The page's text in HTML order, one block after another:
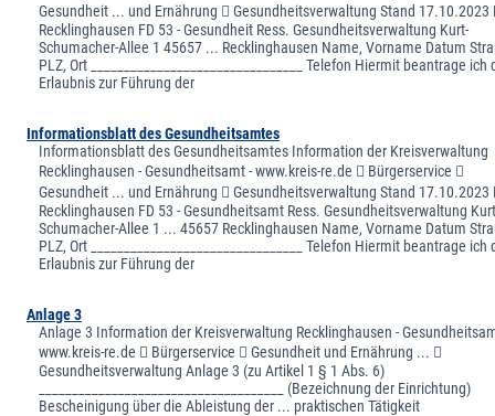
Gesundheit ... und Ernährung  Gesundheitsverwaltung Stand 17.10.2023
Recklinghausen FD 53 - Gesundheit Ress. Gesundheitsverwaltung Kurt-
Schumacher-Allee 1 45657 ... Recklinghausen Name, Vorname Datum
PLZ, Ort ________________________________ Telefon Hiermit beantrage ich
Erlaubnis zur Führung der
Informationsblatt des Gesundheitsamtes
Informationsblatt des Gesundheitsamtes Information der Kreisverwaltung
Recklinghausen - Gesundheitsamt - www.kreis-re.de  Bürgerservice 
Gesundheit ... und Ernährung  Gesundheitsverwaltung Stand 17.10.2023
Recklinghausen FD 53 - Gesundheitsamt Ress. Gesundheitsverwaltung
Schumacher-Allee 1 ... 45657 Recklinghausen Name, Vorname Datum
PLZ, Ort ________________________________ Telefon Hiermit beantrage ich
Erlaubnis zur Führung der
Anlage 3
Anlage 3 Information der Kreisverwaltung Recklinghausen -
www.kreis-re.de  Bürgerservice  Gesundheit und Ernährung ... 
Gesundheitsverwaltung Anlage 3 (zu Artikel 1 § 1 Abs. 6)
_____________________________________ (Bezeichnung der Einrichtung)
Bescheinigung über die Ableistung der ... praktischen Tätigkeit